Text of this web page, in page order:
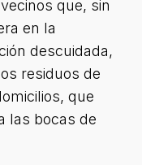
que, sin
en la
descuidada,
residuos de
que
las bocas de